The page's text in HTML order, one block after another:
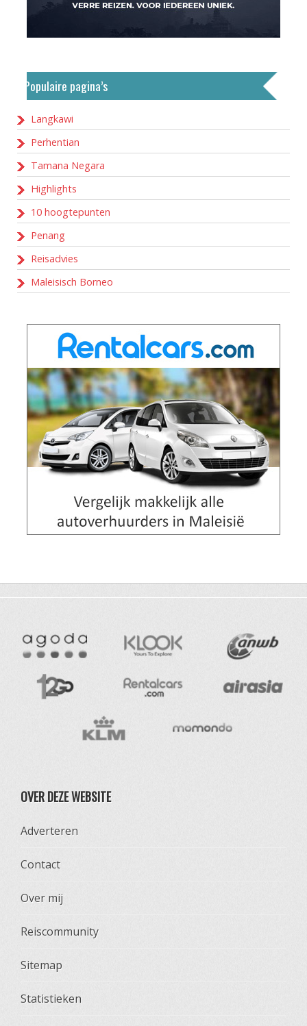
Populaire pagina’s
Langkawi
Perhentian
Tamana Negara
Highlights
10 hoogtepunten
Penang
Reisadvies
Maleisisch Borneo
OVER DEZE WEBSITE
Adverteren
Contact
Over mij
Reiscommunity
Sitemap
Statistieken